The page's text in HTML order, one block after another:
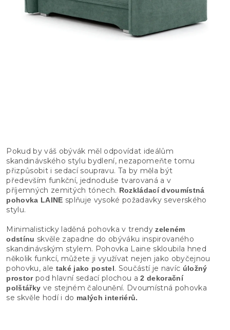
Pokud by váš obývák měl odpovídat ideálům
skandinávského stylu bydlení, nezapomeňte tomu
přizpůsobit i sedací soupravu. Ta by měla být
především funkční, jednoduše tvarovaná a v
příjemných zemitých tónech. Rozkládací dvoumístná
pohovka LAINE splňuje vysoké požadavky severského
stylu.
Minimalisticky laděná pohovka v trendyzeleném
odstínu skvěle zapadne do obýváku inspirovaného
skandinávským stylem. Pohovka Laine skloubila hned
několik funkcí, můžete ji využívat nejen jako obyčejnou
pohovku, ale také jako postel. Součástí je navíc úložný
prostorpod hlavní sedací plochou a2 dekorační
polštářky ve stejném čalounění. Dvoumístná pohovka
se skvěle hodí i do malých interiérů.